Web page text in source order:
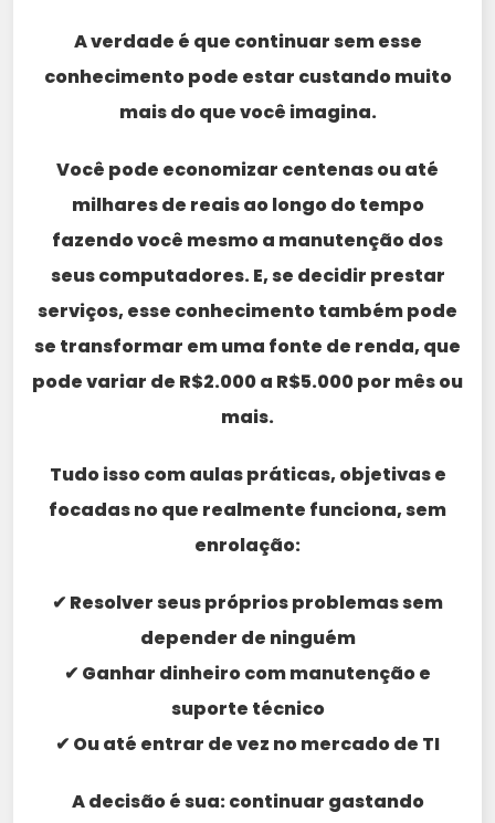
A verdade é que continuar sem esse
conhecimento pode estar custando muito
mais do que você imagina.
Você pode economizar centenas ou até
milhares de reais ao longo do tempo
fazendo você mesmo a manutenção dos
seus computadores. E, se decidir prestar
serviços, esse conhecimento também pode
se transformar em uma fonte de renda, que
pode variar de R$2.000 a R$5.000 por mês ou
mais.
Tudo isso com aulas práticas, objetivas e
focadas no que realmente funciona, sem
enrolação:
✔ Resolver seus próprios problemas sem
depender de ninguém
✔ Ganhar dinheiro com manutenção e
suporte técnico
✔ Ou até entrar de vez no mercado de TI
A decisão é sua: continuar gastando